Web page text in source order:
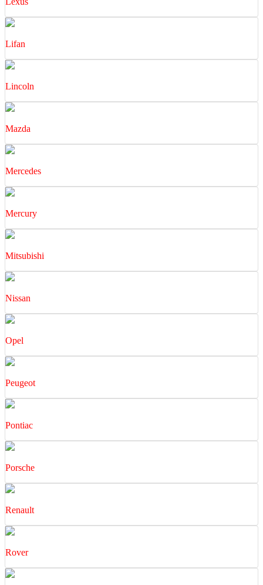
Lifan
Lincoln
Mazda
Mercedes
Mercury
Mitsubishi
Nissan
Opel
Peugeot
Pontiac
Porsche
Renault
Rover